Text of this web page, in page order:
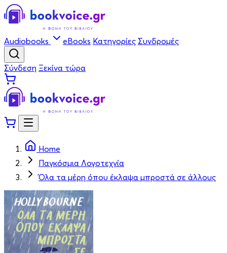
Audiobooks eBooks Κατηγορίες Συνδρομές
Σύνδεση Ξεκίνα τώρα
Home
Παγκόσμια Λογοτεχνία
Όλα τα μέρη όπου έκλαψα μπροστά σε άλλους